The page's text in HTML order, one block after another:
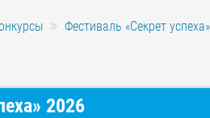
Фестиваль «Секрет успеха»
2026